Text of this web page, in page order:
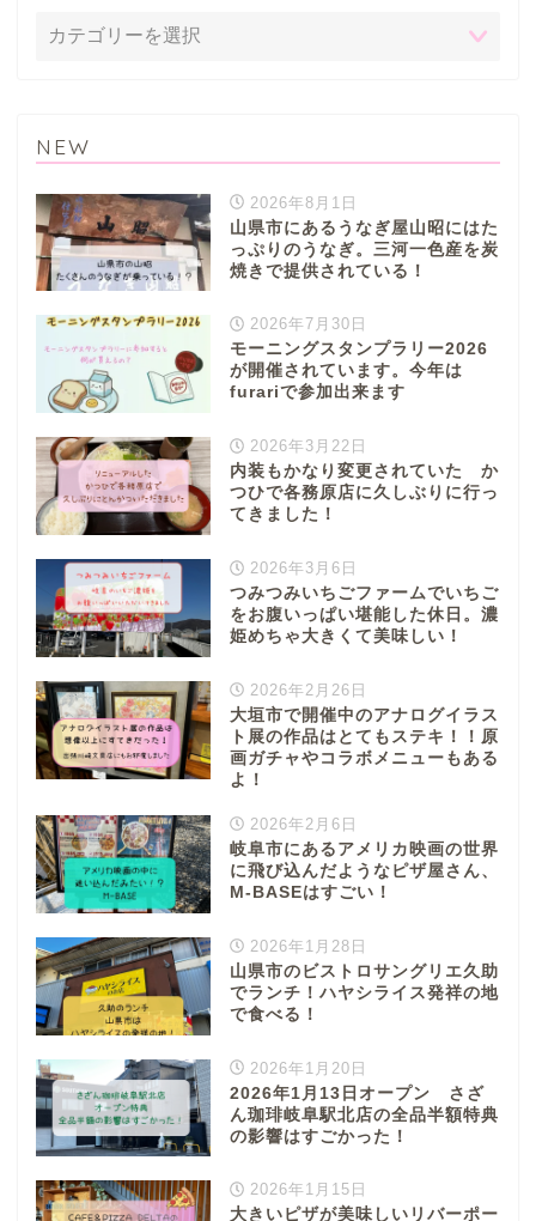
NEW
2026年8月1日
山県市にあるうなぎ屋山昭にはた
っぷりのうなぎ。三河一色産を炭
焼きで提供されている！
2026年7月30日
モーニングスタンプラリー2026
が開催されています。今年は
furariで参加出来ます
2026年3月22日
内装もかなり変更されていた か
つひで各務原店に久しぶりに行っ
てきました！
2026年3月6日
つみつみいちごファームでいちご
をお腹いっぱい堪能した休日。濃
姫めちゃ大きくて美味しい！
2026年2月26日
大垣市で開催中のアナログイラス
ト展の作品はとてもステキ！！原
画ガチャやコラボメニューもある
よ！
2026年2月6日
岐阜市にあるアメリカ映画の世界
に飛び込んだようなピザ屋さん、
M-BASEはすごい！
2026年1月28日
山県市のビストロサングリエ久助
でランチ！ハヤシライス発祥の地
で食べる！
2026年1月20日
2026年1月13日オープン さざ
ん珈琲岐阜駅北店の全品半額特典
の影響はすごかった！
2026年1月15日
大きいピザが美味しいリバーポー